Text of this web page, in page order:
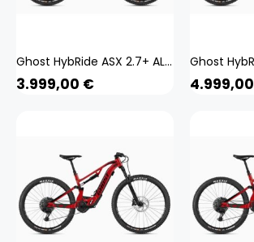
Ghost HybRide ASX 2.7+ AL U 29/27,5+ Zoll E Mountainbike Fully E-Bike MTB Pedelec Full Suspension 650B
3.999,00 € 4.999,00